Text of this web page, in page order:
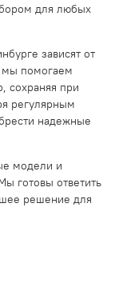
для любых
зависят от
мы помогаем
сохраняя при
регулярным
надежные
модели и
готовы ответить
решение для